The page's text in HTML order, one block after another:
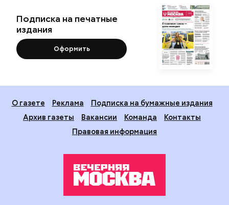
Подписка на печатные
издания
Оформить
О газете Реклама
Подписка на бумажные издания
Архив газеты
Вакансии Команда
Контакты
Правовая информация